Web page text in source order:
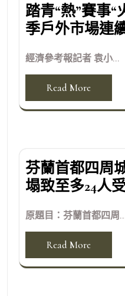
踏青“熱”賽事“
季戶外市場連
經濟參考報記者 袁小...
Read More
芬蘭首都四周
塌致至多24人
原題目：芬蘭首都四周
Read More